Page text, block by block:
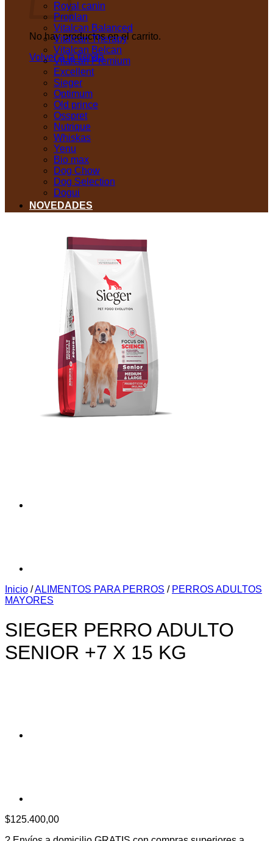
No hay productos en el carrito.
Volver a la tienda
Royal canin
Proplan
Vitalcan Balanced
Vitalcan Therapy
Vitalcan Belcan
Vitalcan Premium
Excellent
Sieger
Optimum
Old prince
Osspret
Nutrique
Whiskas
Yenu
Bio max
Dog Chow
Dog Selection
Dogui
NOVEDADES
Inicio /ALIMENTOS PARA PERROS / PERROS ADULTOS
MAYORES
SIEGER PERRO ADULTO
SENIOR +7 X 15 KG
$125.400,00